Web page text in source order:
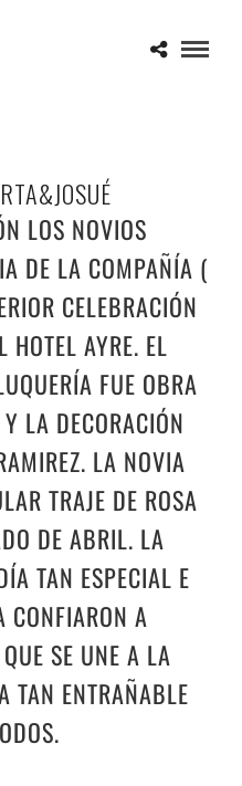
LOS NOVIOS
DE LA COMPAÑÍA (
CELEBRACIÓN
HOTEL AYRE. EL
FUE OBRA
LA DECORACIÓN
LA NOVIA
TRAJE DE ROSA
DE ABRIL. LA
TAN ESPECIAL E
CONFIARON A
SE UNE A LA
TAN ENTRAÑABLE